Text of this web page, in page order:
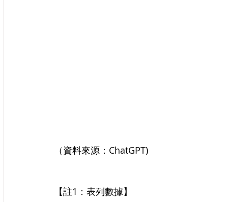
（資料來源：ChatGPT)
【註1：表列數據】